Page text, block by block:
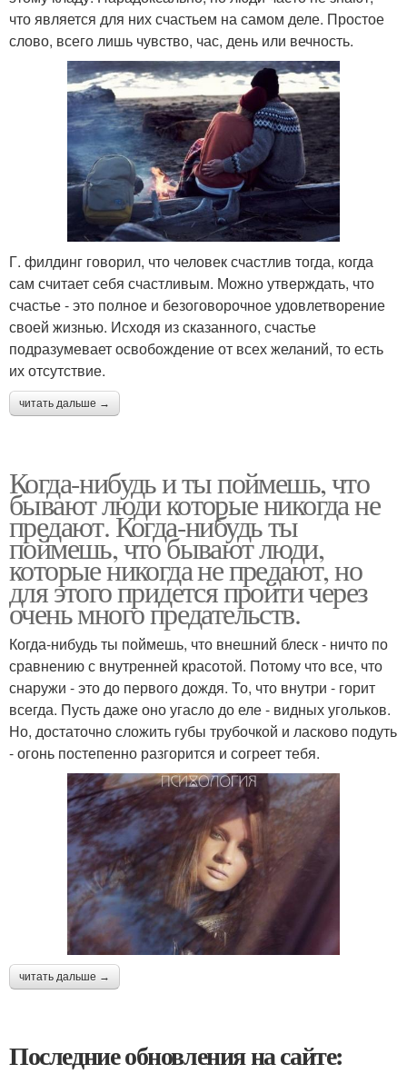
что является для них счастьем на самом деле. Простое
слово, всего лишь чувство, час, день или вечность.
Г. филдинг говорил, что человек счастлив тогда, когда
сам считает себя счастливым. Можно утверждать, что
счастье - это полное и безоговорочное удовлетворение
своей жизнью. Исходя из сказанного, счастье
подразумевает освобождение от всех желаний, то есть
их отсутствие.
читать дальше →
Когда-нибудь и ты поймешь, что
бывают люди которые никогда не
предают. Когда-нибудь ты
поймешь, что бывают люди,
которые никогда не предают, но
для этого придется пройти через
очень много предательств.
Когда-нибудь ты поймешь, что внешний блеск - ничто по
сравнению с внутренней красотой. Потому что все, что
снаружи - это до первого дождя. То, что внутри - горит
всегда. Пусть даже оно угасло до еле - видных угольков.
Но, достаточно сложить губы трубочкой и ласково подуть
- огонь постепенно разгорится и согреет тебя.
читать дальше →
Последние обновления на сайте: